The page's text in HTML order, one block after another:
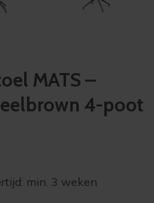
MATS –
4-poot
min. 3 weken